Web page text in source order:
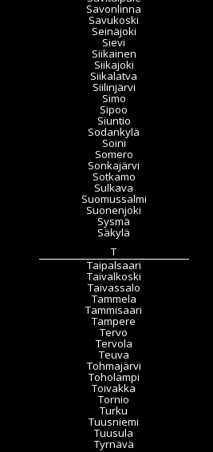
Savonlinna
Savukoski
Seinäjoki
Sievi
Siikainen
Siikajoki
Siikalatva
Siilinjärvi
Simo
Sipoo
Siuntio
Sodankylä
Soini
Somero
Sonkajärvi
Sotkamo
Sulkava
Suomussalmi
Suonenjoki
Sysmä
Säkylä
T
Taipalsaari
Taivalkoski
Taivassalo
Tammela
Tammisaari
Tampere
Tervo
Tervola
Teuva
Tohmajärvi
Toholampi
Toivakka
Tornio
Turku
Tuusniemi
Tuusula
Tyrnävä